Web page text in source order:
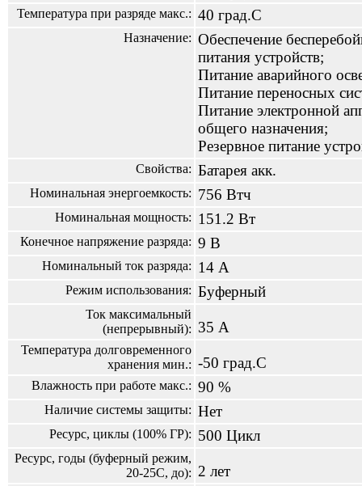
Температура при разряде макс.: 40 град.С
Назначение: Обеспечение
питания устройств;
Питание аварийного
Питание переносных
Питание электронной
общего назначения;
Резервное питание
Свойства: Батарея акк.
Номинальная энергоемкость: 756 Втч
Номинальная мощность: 151.2 Вт
Конечное напряжение разряда: 9 В
Номинальный ток разряда: 14 А
Режим использования: Буферный
Ток максимальный
(непрерывный): 35 А
Температура долговременного
хранения мин.: -50 град.С
Влажность при работе макс.: 90 %
Наличие системы защиты: Нет
Ресурс, циклы (100% ГР): 500 Цикл
Ресурс, годы (буферный режим,
20-25С, до): 2 лет